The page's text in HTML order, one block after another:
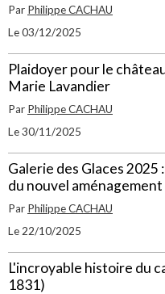
Par Philippe CACHAU
Le 03/12/2025
Plaidoyer pour le
Marie Lavandier
Par Philippe CACHAU
Le 30/11/2025
Galerie des Glaces
du nouvel aménagement
Par Philippe CACHAU
Le 22/10/2025
L'incroyable histoire du
1831)